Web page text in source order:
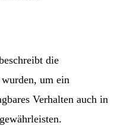
die
um ein
Verhalten auch in